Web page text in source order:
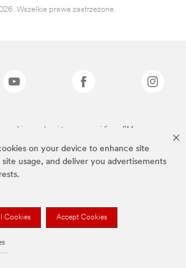
on your device to enhance site
site usage, and deliver you advertisements
Cookies Accept Cookies
Wszelkie prawa zastrzeżone.
marki są znakami towarowymi firmy 3M.